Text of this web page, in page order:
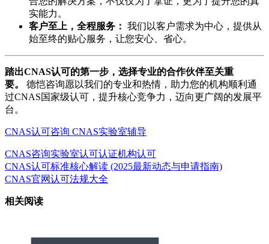
实能力。
客户至上，全程服务： 我们以客户需求为中心，提供从
始至终的贴心服务，让您安心、省心。
踏出CNAS认可的第一步，选择专业的合作伙伴至关重
要。
德恺咨询愿以我们的专业和热情，助力您的机构顺利通
过CNAS国家级认可，提升核心竞争力，迈向更广阔的发展平
台。
CNAS认可咨询 CNAS实验室辅导
CNAS咨询实验室认可认证机构认可
CNAS认可标准核心解读 (2025最新动态与申请指南)
CNAS官网认可法规大全
相关阅读